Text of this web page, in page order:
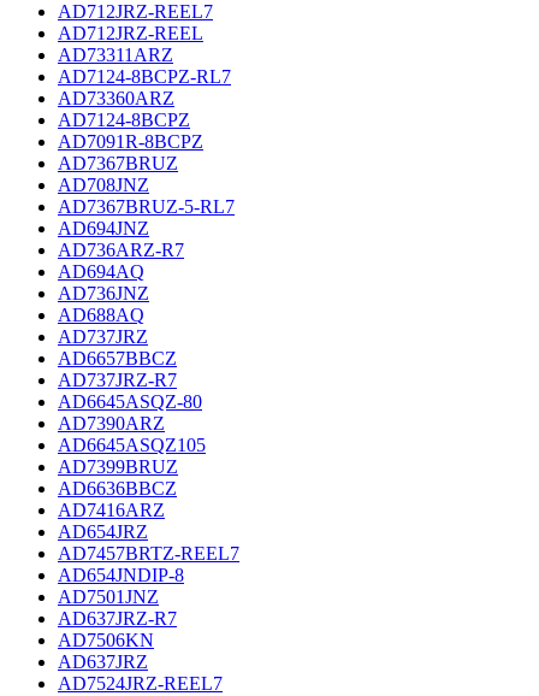
AD712JRZ-REEL7
AD712JRZ-REEL
AD73311ARZ
AD7124-8BCPZ-RL7
AD73360ARZ
AD7124-8BCPZ
AD7091R-8BCPZ
AD7367BRUZ
AD708JNZ
AD7367BRUZ-5-RL7
AD694JNZ
AD736ARZ-R7
AD694AQ
AD736JNZ
AD688AQ
AD737JRZ
AD6657BBCZ
AD737JRZ-R7
AD6645ASQZ-80
AD7390ARZ
AD6645ASQZ105
AD7399BRUZ
AD6636BBCZ
AD7416ARZ
AD654JRZ
AD7457BRTZ-REEL7
AD654JNDIP-8
AD7501JNZ
AD637JRZ-R7
AD7506KN
AD637JRZ
AD7524JRZ-REEL7